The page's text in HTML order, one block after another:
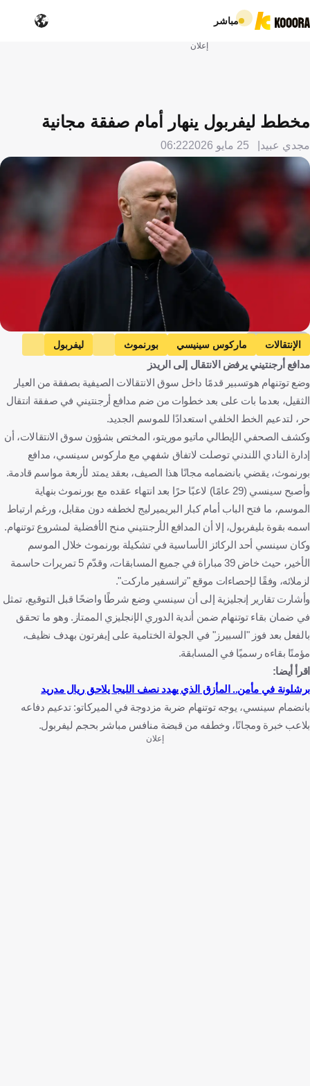
مباشر
إعلان
مخطط ليفربول ينهار أمام صفقة مجانية
مجدي عبيد 25 مايو 2026 06:22
Getty Images
الإنتقالات ماركوس سينيسي بورنموث
ليفربول
توتنهام هوتسبير
الأرجنتين
مدافع أرجنتيني يرفض الانتقال إلى الريدز
وضع توتنهام هوتسبير قدمًا داخل سوق الانتقالات الصيفية بصفقة من العيار
الثقيل، بعدما بات على بعد خطوات من ضم مدافع أرجنتيني في صفقة انتقال
حر، لتدعيم الخط الخلفي استعدادًا للموسم الجديد.
وكشف الصحفي الإيطالي ماتيو موريتو، المختص بشؤون سوق الانتقالات، أن
إدارة النادي اللندني توصلت لاتفاق شفهي مع ماركوس سينسي، مدافع
بورنموث، يقضي بانضمامه مجانًا هذا الصيف، بعقد يمتد لأربعة مواسم قادمة.
وأصبح سينسي (29 عامًا) لاعبًا حرًا بعد انتهاء عقده مع بورنموث بنهاية
الموسم، ما فتح الباب أمام كبار البريميرليج لخطفه دون مقابل، ورغم ارتباط
اسمه بقوة بليفربول، إلا أن المدافع الأرجنتيني منح الأفضلية لمشروع توتنهام.
وكان سينسي أحد الركائز الأساسية في تشكيلة بورنموث خلال الموسم
الأخير، حيث خاض 39 مباراة في جميع المسابقات، وقدّم 5 تمريرات حاسمة
لزملائه، وفقًا لإحصاءات موقع "ترانسفير ماركت".
وأشارت تقارير إنجليزية إلى أن سينسي وضع شرطًا واضحًا قبل التوقيع، تمثل
في ضمان بقاء توتنهام ضمن أندية الدوري الإنجليزي الممتاز. وهو ما تحقق
بالفعل بعد فوز "السبيرز" في الجولة الختامية على إيفرتون بهدف نظيف،
مؤمنًا بقاءه رسميًا في المسابقة.
اقرأ أيضا:
برشلونة في مأمن.. المأزق الذي يهدد نصف الليجا يلاحق ريال مدريد
بانضمام سينسي، يوجه توتنهام ضربة مزدوجة في الميركاتو: تدعيم دفاعه
بلاعب خبرة ومجانًا، وخطفه من قبضة منافس مباشر بحجم ليفربول.
إعلان